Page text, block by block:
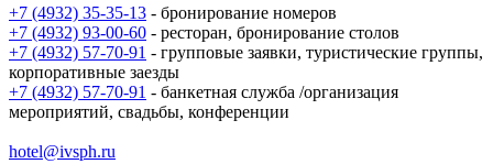
+7 (4932) 35-35-13 - бронирование номеров
+7 (4932) 93-00-60 - ресторан, бронирование столов
+7 (4932) 57-70-91 - групповые заявки, туристические группы,
корпоративные заезды
+7 (4932) 57-70-91 - банкетная служба /организация
мероприятий, свадьбы, конференции
hotel@ivsph.ru